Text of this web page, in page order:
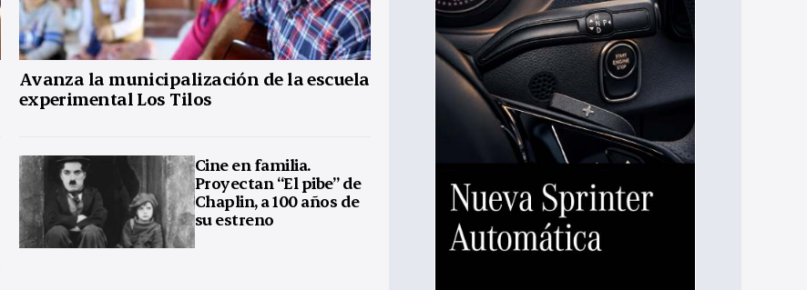
Avanza la municipalización de la escuela
experimental Los Tilos
Cine en familia.
Proyectan “El pibe” de
Chaplin, a 100 años de
su estreno